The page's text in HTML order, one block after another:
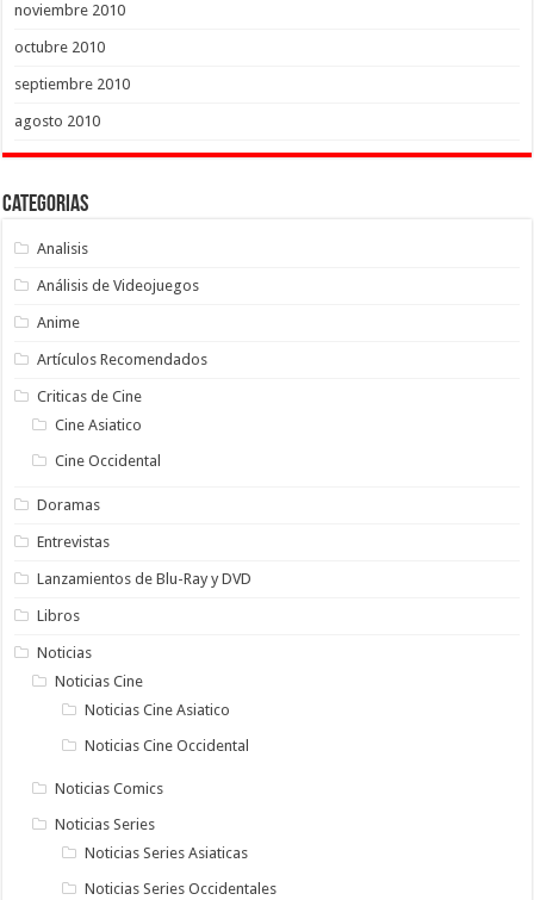
noviembre 2010
octubre 2010
septiembre 2010
agosto 2010
Categorias
Analisis
Análisis de Videojuegos
Anime
Artículos Recomendados
Criticas de Cine
Cine Asiatico
Cine Occidental
Doramas
Entrevistas
Lanzamientos de Blu-Ray y DVD
Libros
Noticias
Noticias Cine
Noticias Cine Asiatico
Noticias Cine Occidental
Noticias Comics
Noticias Series
Noticias Series Asiaticas
Noticias Series Occidentales